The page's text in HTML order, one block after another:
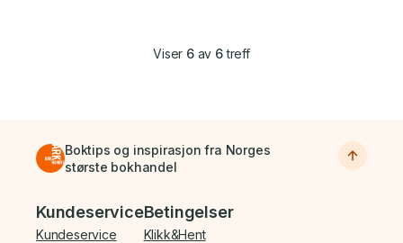
Viser 6av 6treff
Boktips og inspirasjon fra Norges
største bokhandel
Bunnmeny
Kundeservice
Kundeservice
Betingelser
Klikk&Hent